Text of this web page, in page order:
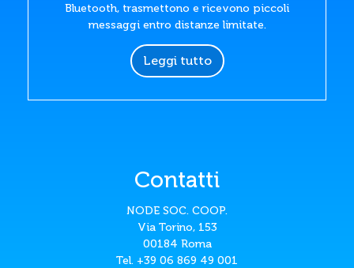
Bluetooth, trasmettono e ricevono piccoli
messaggi entro distanze limitate.
Leggi tutto
Contatti
NODE SOC. COOP.
Via Torino, 153
00184 Roma
Tel. +39 06 869 49 001